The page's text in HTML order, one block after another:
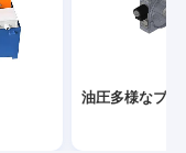
油圧多様なブロ